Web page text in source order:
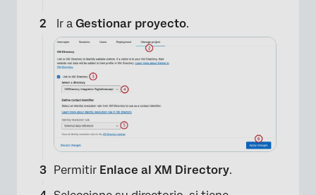
Ir a Gestionar proyecto.
Permitir Enlace al XM Directory.